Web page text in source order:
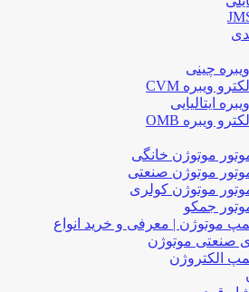
ویبره چینی
الکترو ویبره CVM
ایتالیایی
الکترو ویبره OMB
موتوژن خانگی
موتوژن صنعتی
موتوژن کولری
جمکو
موتوژن | معرفی و خرید انواع
صنعتی موتوژن
الکتروژن